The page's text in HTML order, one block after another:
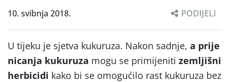
10. svibnja 2018. PODIJELI
U tijeku je sjetva kukuruza. Nakon sadnje, a prije
nicanja kukuruza mogu se primijeniti zemljišni
herbicidi kako bi se omogućilo rast kukuruza bez